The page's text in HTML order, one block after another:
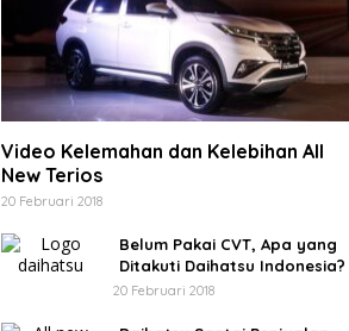
Video Kelemahan dan Kelebihan All
New Terios
20 Februari 2018
Belum Pakai CVT, Apa yang
Ditakuti Daihatsu Indonesia?
20 Februari 2018